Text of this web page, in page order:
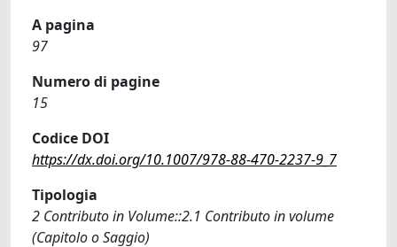
A pagina
97
Numero di pagine
15
Codice DOI
https://dx.doi.org/10.1007/978-88-470-2237-9_7
Tipologia
2 Contributo in Volume::2.1 Contributo in volume
(Capitolo o Saggio)